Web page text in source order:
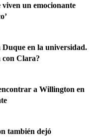
un emocionante
Duque en la universidad.
con Clara?
a Willington en
también dejó